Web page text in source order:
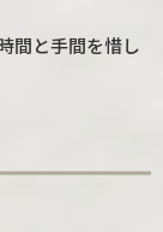
間と手間を惜し